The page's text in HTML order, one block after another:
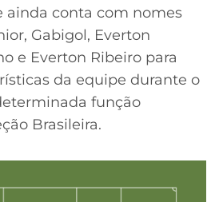
ainda conta com nomes
Gabigol, Everton
e Everton Ribeiro para
da equipe durante o
função
Brasileira.